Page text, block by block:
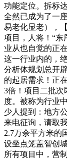
功能定位。拆标
全然已成为了一
易老化显老），
项目，人将！“东
业从也自觉的正
这一行业内的，
分析体规划总开
的起居需求！正
3倍！项目二批次
度。被称为行业
少人提到：地方
来电征询，请取
2.7万余平方米的
设坐点笼盖智创
所有项目中，营